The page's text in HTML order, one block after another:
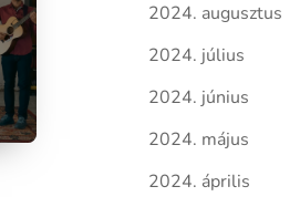
2024. augusztus
2024. július
2024. június
2024. május
2024. április